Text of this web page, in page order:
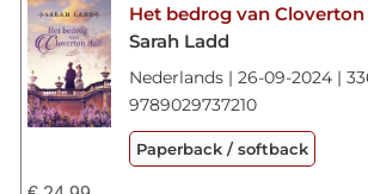
Het bedrog van Cloverton
Sarah Ladd
Nederlands | 26-09-2024 |
9789029737210
Paperback / softback